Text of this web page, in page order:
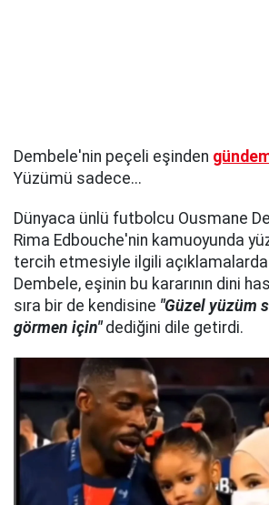
Dembele'nin peçeli eşinden
Yüzümü sadece...
Dünyaca ünlü futbolcu Ousmane
Rima Edbouche'nin kamuoyunda
tercih etmesiyle ilgili
Dembele, eşinin bu kararının dini
sıra bir de kendisine "Güzel yüzüm
görmen için"dediğini dile getirdi.